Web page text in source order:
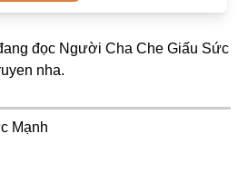
đọc Người Cha Che Giấu Sức
nha.
Mạnh